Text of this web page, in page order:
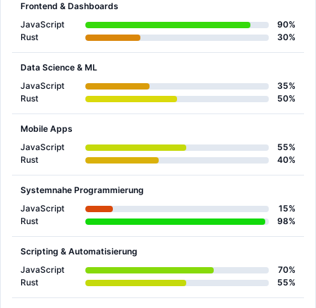
Frontend & Dashboards
JavaScript
90%
Rust
30%
Data Science & ML
JavaScript
35%
Rust
50%
Mobile Apps
JavaScript
55%
Rust
40%
Systemnahe Programmierung
JavaScript
15%
Rust
98%
Scripting & Automatisierung
JavaScript
70%
Rust
55%